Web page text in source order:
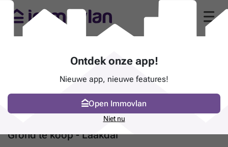
Grond te koop - Laakdal
Ontdek onze app!
Nieuwe app, nieuwe features!
Open Immovlan
Niet nu